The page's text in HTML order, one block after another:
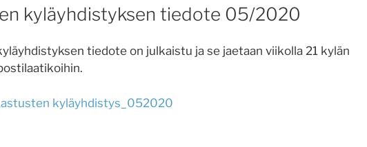
kyläyhdistyksen tiedote 05/2020
tiedote on julkaistu ja se jaetaan viikolla 21 kylän
kyläyhdistys_052020